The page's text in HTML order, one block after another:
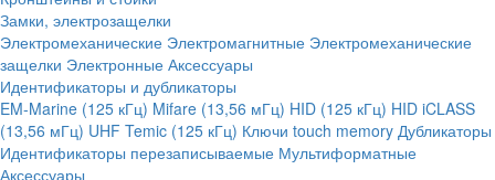
Замки, электрозащелки
Электромеханические Электромагнитные Электромеханические
защелки Электронные Аксессуары
Идентификаторы и дубликаторы
EM-Marine (125 кГц) Mifare (13,56 мГц) HID (125 кГц) HID iCLASS
(13,56 мГц) UHF Temic (125 кГц) Ключи touch memory Дубликаторы
Идентификаторы перезаписываемые Мультиформатные
Аксессуары